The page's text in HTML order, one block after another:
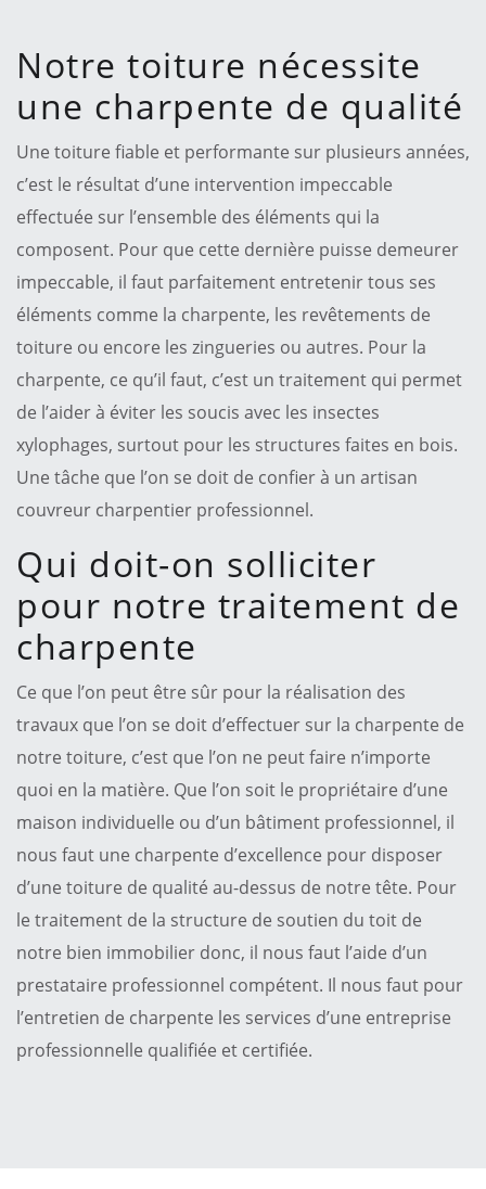
Notre toiture nécessite
une charpente de qualité
Une toiture fiable et performante sur plusieurs années,
c’est le résultat d’une intervention impeccable
effectuée sur l’ensemble des éléments qui la
composent. Pour que cette dernière puisse demeurer
impeccable, il faut parfaitement entretenir tous ses
éléments comme la charpente, les revêtements de
toiture ou encore les zingueries ou autres. Pour la
charpente, ce qu’il faut, c’est un traitement qui permet
de l’aider à éviter les soucis avec les insectes
xylophages, surtout pour les structures faites en bois.
Une tâche que l’on se doit de confier à un artisan
couvreur charpentier professionnel.
Qui doit-on solliciter
pour notre traitement de
charpente
Ce que l’on peut être sûr pour la réalisation des
travaux que l’on se doit d’effectuer sur la charpente de
notre toiture, c’est que l’on ne peut faire n’importe
quoi en la matière. Que l’on soit le propriétaire d’une
maison individuelle ou d’un bâtiment professionnel, il
nous faut une charpente d’excellence pour disposer
d’une toiture de qualité au-dessus de notre tête. Pour
le traitement de la structure de soutien du toit de
notre bien immobilier donc, il nous faut l’aide d’un
prestataire professionnel compétent. Il nous faut pour
l’entretien de charpente les services d’une entreprise
professionnelle qualifiée et certifiée.